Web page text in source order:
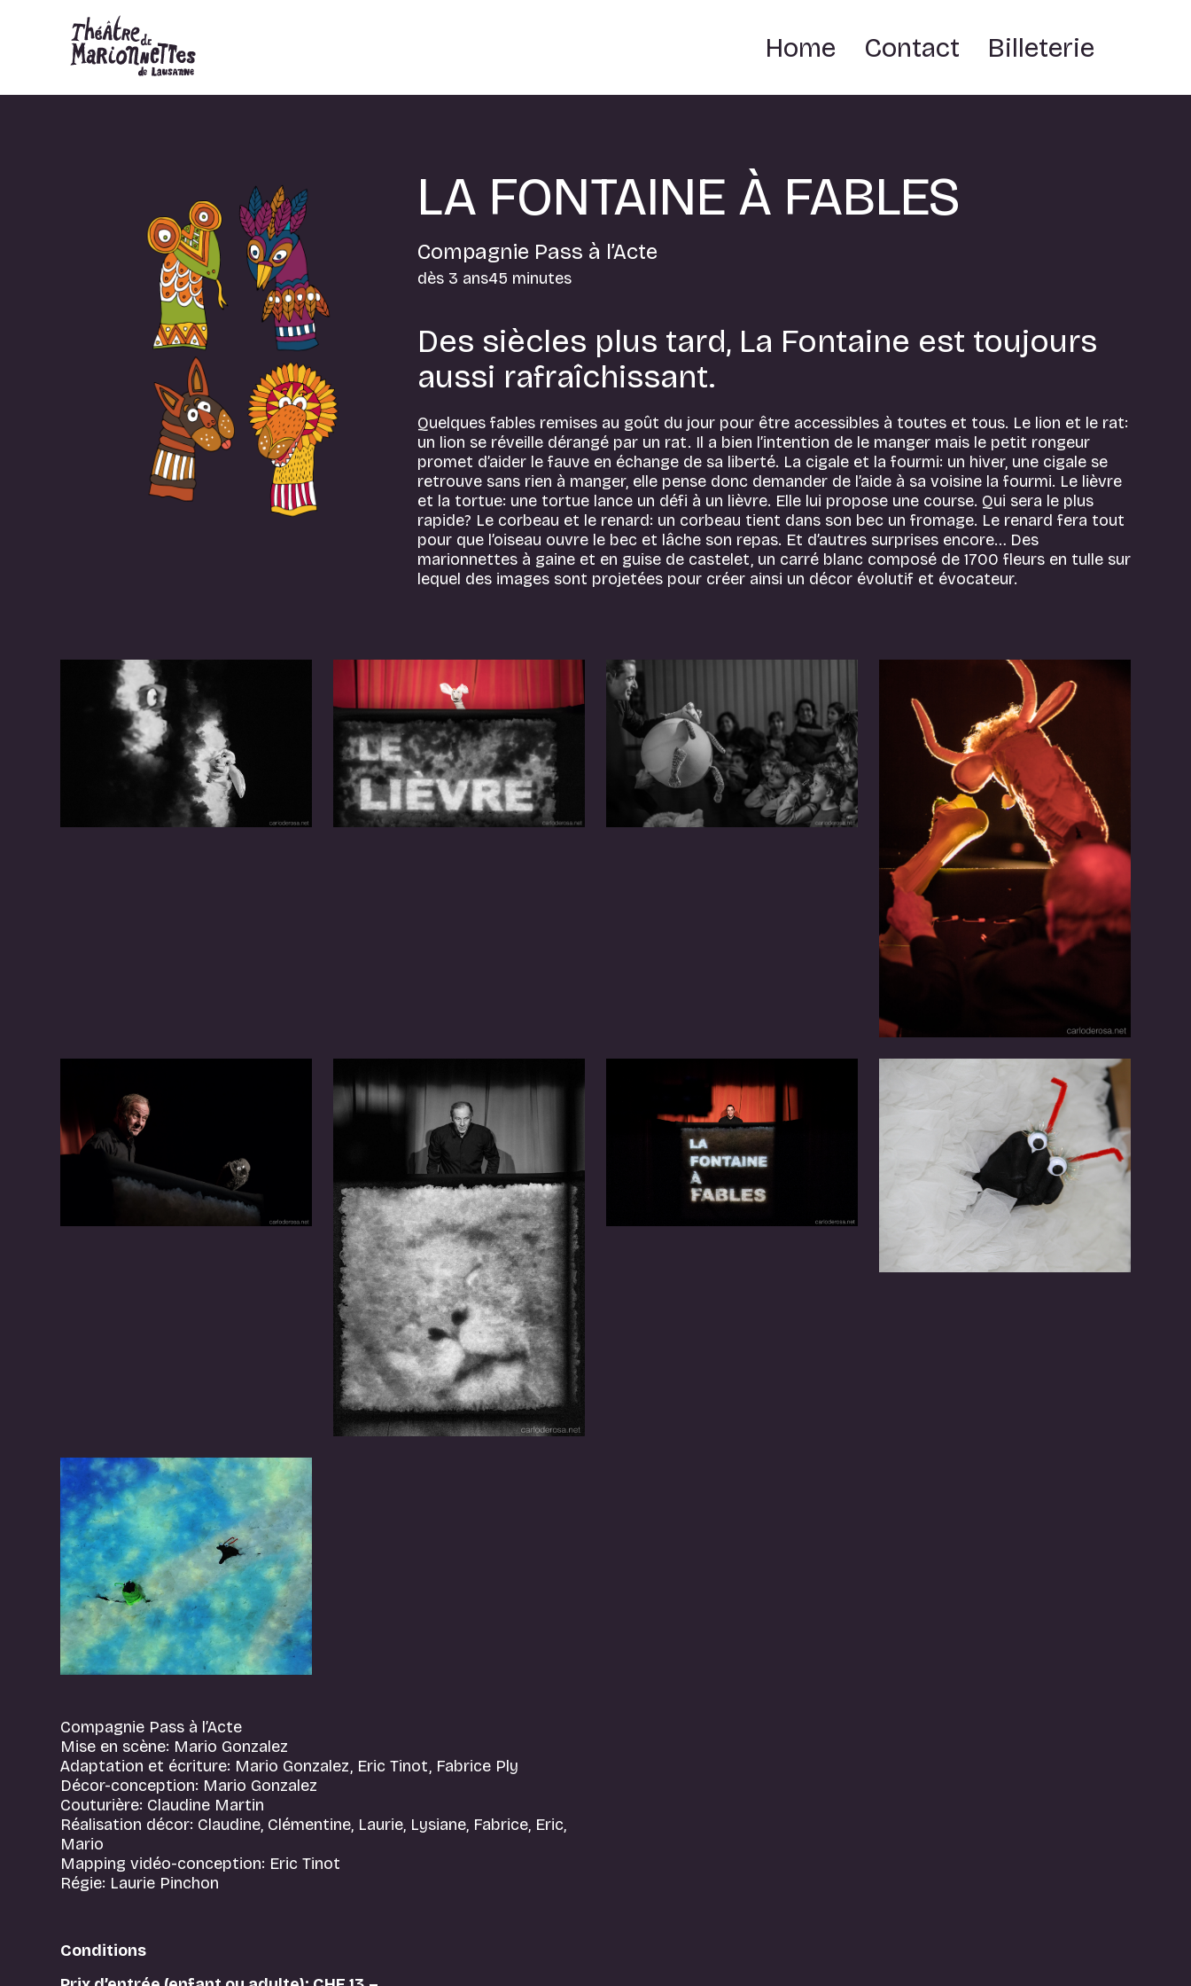
Home Contact Billeterie
LA FONTAINE À FABLES
Compagnie Pass à l’Acte
dès 3 ans45 minutes
Des siècles plus tard, La Fontaine est toujours
aussi rafraîchissant.
Quelques fables remises au goût du jour pour être accessibles à toutes et tous. Le lion et le rat:
un lion se réveille dérangé par un rat. Il a bien l’intention de le manger mais le petit rongeur
promet d’aider le fauve en échange de sa liberté. La cigale et la fourmi: un hiver, une cigale se
retrouve sans rien à manger, elle pense donc demander de l’aide à sa voisine la fourmi. Le lièvre
et la tortue: une tortue lance un défi à un lièvre. Elle lui propose une course. Qui sera le plus
rapide? Le corbeau et le renard: un corbeau tient dans son bec un fromage. Le renard fera tout
pour que l’oiseau ouvre le bec et lâche son repas. Et d’autres surprises encore… Des
marionnettes à gaine et en guise de castelet, un carré blanc composé de 1700 fleurs en tulle sur
lequel des images sont projetées pour créer ainsi un décor évolutif et évocateur.
Compagnie Pass à l’Acte
Mise en scène: Mario Gonzalez
Adaptation et écriture: Mario Gonzalez, Eric Tinot, Fabrice Ply
Décor-conception: Mario Gonzalez
Couturière: Claudine Martin
Réalisation décor: Claudine, Clémentine, Laurie, Lysiane, Fabrice, Eric,
Mario
Mapping vidéo-conception: Eric Tinot
Régie: Laurie Pinchon
Conditions